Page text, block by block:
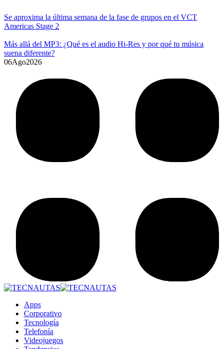
Se aproxima la última semana de la fase de grupos en el VCT
Americas Stage 2
Más allá del MP3: ¿Qué es el audio Hi-Res y por qué tu música
suena diferente?
06Ago2026
Apps
Corporativo
Tecnología
Telefonía
Videojuegos